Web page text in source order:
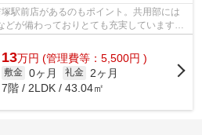
駅前店があるのもポイント。共用部には
どが備わっておりとても充実しています。
を持...
13万円 (管理費等：5,500円 )
敷金 0ヶ月 礼金
2ヶ月
7階 / 2LDK / 43.04㎡